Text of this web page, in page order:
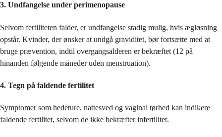
3. Undfangelse under perimenopause
Selvom fertiliteten falder, er undfangelse stadig mulig, hvis ægløsning
opstår. Kvinder, der ønsker at undgå graviditet, bør fortsætte med at
bruge prævention, indtil overgangsalderen er bekræftet (12 på
hinanden følgende måneder uden menstruation).
4. Tegn på faldende fertilitet
Symptomer som hedeture, nattesved og vaginal tørhed kan indikere
faldende fertilitet, selvom de ikke bekræfter infertilitet.